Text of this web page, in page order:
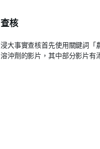
查核
浸大事實查核首先使用關鍵詞「
溶沖劑的影片，其中部分影片有